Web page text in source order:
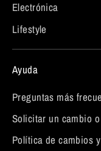
Electrónica
Lifestyle
Ayuda
Preguntas más
Solicitar un cambio
Política de cambios